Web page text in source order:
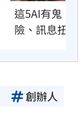
這5AI有鬼！
險、訊息扭曲
創辦人